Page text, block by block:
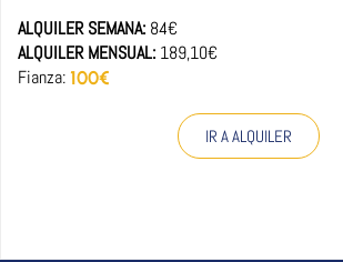
ALQUILER SEMANA: 84€
ALQUILER MENSUAL: 189,10€
Fianza: 100€
IR A ALQUILER